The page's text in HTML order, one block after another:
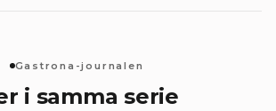
Gastrona-journalen
i samma serie